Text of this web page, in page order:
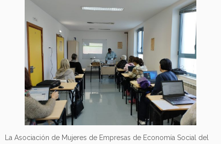
La Asociación de Mujeres de Empresas de Economía Social del